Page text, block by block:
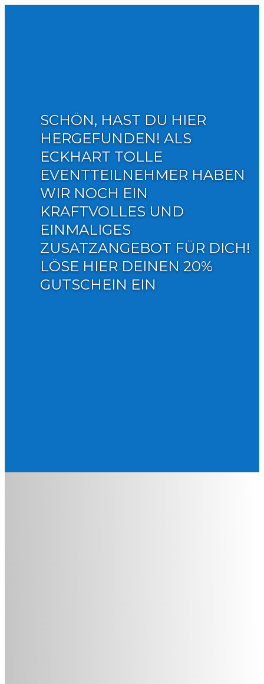
SCHÖN, HAST DU HIER
HERGEFUNDEN! ALS
ECKHART TOLLE
EVENTTEILNEHMER HABEN
WIR NOCH EIN
KRAFTVOLLES UND
EINMALIGES
ZUSATZANGEBOT FÜR DICH!
LÖSE HIER DEINEN 20%
GUTSCHEIN EIN